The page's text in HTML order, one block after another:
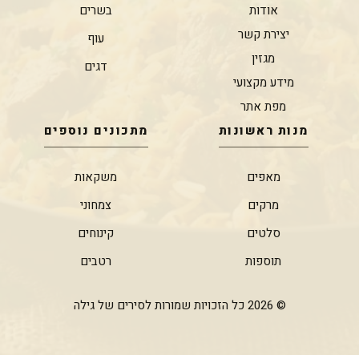
אודות
יצירת קשר
מגזין
מידע מקצועי
מפת אתר
בשרים
עוף
דגים
מנות ראשונות
מאפים
מרקים
סלטים
תוספות
מתכונים נוספים
משקאות
צמחוני
קינוחים
רטבים
© 2026 כל הזכויות שמורות לסירים של גילה